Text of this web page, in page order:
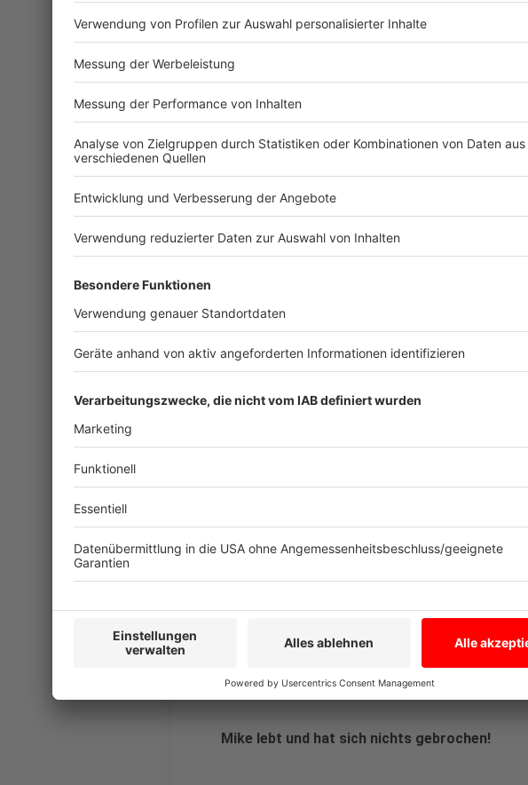
"Da kommt ja einiges auf Ihn zu!"
Anzeige
Anzeige
Anzeige
Wie hat sich unser Praktikant Mike
Mike lebt und hat sich nichts gebrochen!